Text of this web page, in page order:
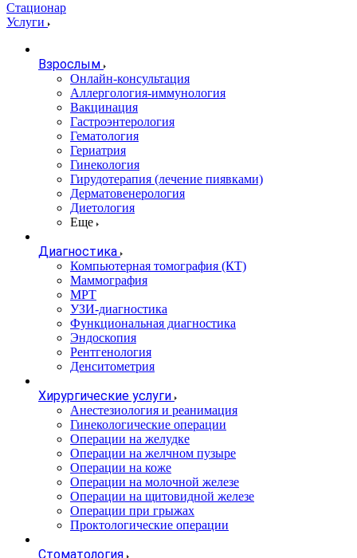
Стационар
Услуги
Взрослым
Онлайн-консультация
Аллергология-иммунология
Вакцинация
Гастроэнтерология
Гематология
Гериатрия
Гинекология
Гирудотерапия (лечение пиявками)
Дерматовенерология
Диетология
Еще
Диагностика
Компьютерная томография (КТ)
Маммография
МРТ
УЗИ-диагностика
Функциональная диагностика
Эндоскопия
Рентгенология
Денситометрия
Хирургические услуги
Анестезиология и реанимация
Гинекологические операции
Операции на желудке
Операции на желчном пузыре
Операции на коже
Операции на молочной железе
Операции на щитовидной железе
Операции при грыжах
Проктологические операции
Стоматология